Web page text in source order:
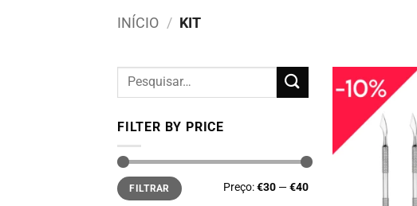
INÍCIO / KIT
Pesquisar
FILTER BY PRICE
Preço
mínimo
Preço
máximo
FILTRAR Preço:€30 —€40